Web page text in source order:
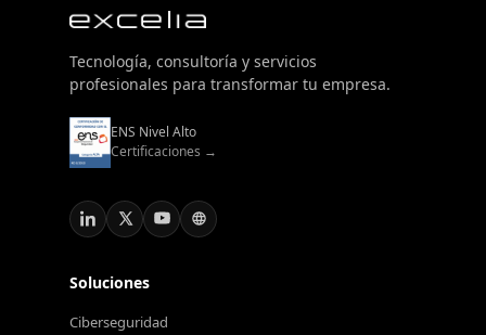
Tecnología, consultoría y servicios
profesionales para transformar tu empresa.
ENS Nivel Alto
Certificaciones →
Soluciones
Ciberseguridad